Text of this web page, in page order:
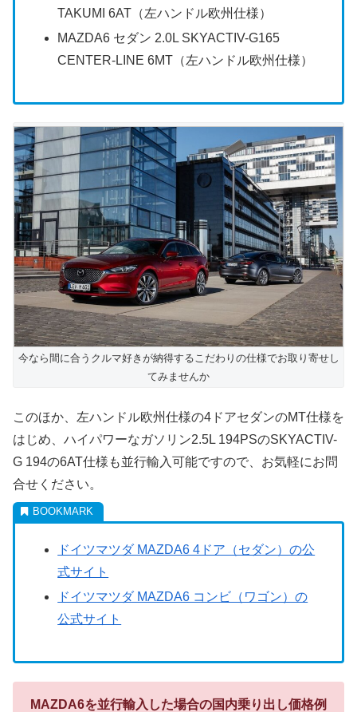
TAKUMI 6AT（左ハンドル欧州仕様）
MAZDA6 セダン 2.0L SKYACTIV-G165
CENTER-LINE 6MT（左ハンドル欧州仕様）
今なら間に合うクルマ好きが納得するこだわりの仕様でお取り寄せし
てみませんか
このほか、左ハンドル欧州仕様の4ドアセダンのMT仕様を
はじめ、ハイパワーなガソリン2.5L 194PSのSKYACTIV-
G 194の6AT仕様も並行輸入可能ですので、お気軽にお問
合せください。
ドイツマツダ MAZDA6 4ドア（セダン）の公
式サイト
ドイツマツダ MAZDA6 コンビ（ワゴン）の
公式サイト
MAZDA6を並行輸入した場合の国内乗り出し価格例